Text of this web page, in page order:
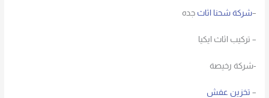
–شركة شحنا اثاث جده
– تركيب اثاث ايكيا
-شركة رخيصة
– تخزين عفش